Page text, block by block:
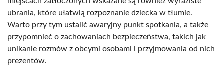
ubrania, które ułatwią rozpoznanie dziecka w tłumie.
Warto przy tym ustalić awaryjny punkt spotkania, a także
przypomnieć o zachowaniach bezpieczeństwa, takich jak
unikanie rozmów z obcymi osobami i przyjmowania od nich
prezentów.